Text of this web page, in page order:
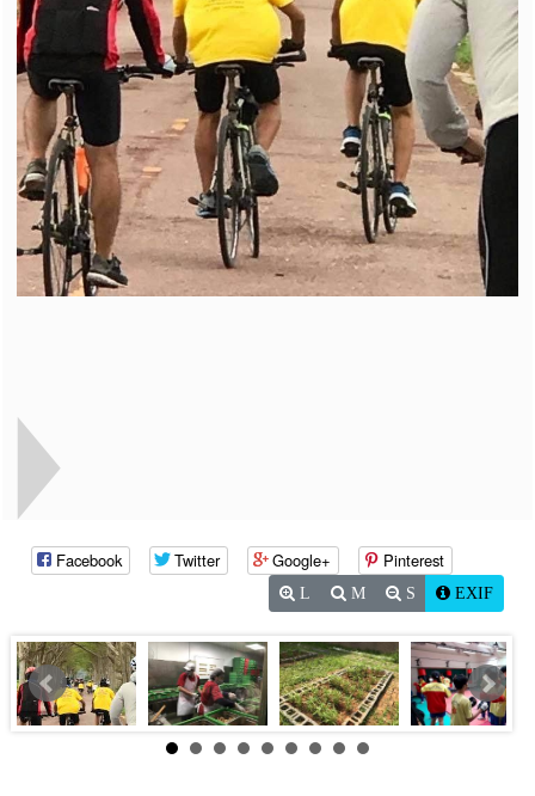
Facebook Twitter Google+ Pinterest
L M S EXIF